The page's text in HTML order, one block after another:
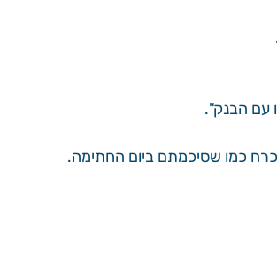
עם הבנק".
כמו שסיכמתם ביום החתימה.